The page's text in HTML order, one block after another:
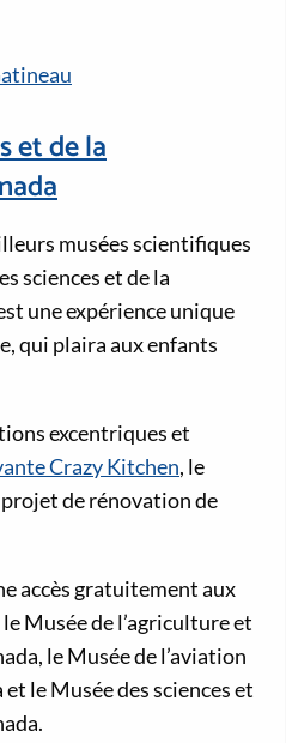
et de la
musées scientifiques
sciences et de la
une expérience unique
qui plaira aux enfants
excentriques et
Crazy Kitchen, le
projet de rénovation de
accès gratuitement aux
Musée de l’agriculture et
le Musée de l’aviation
et le Musée des sciences et